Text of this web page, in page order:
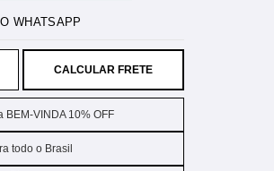
CALCULAR FRETE
VINDA 10% OFF
todo o Brasil